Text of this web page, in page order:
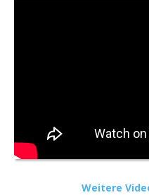
Weitere